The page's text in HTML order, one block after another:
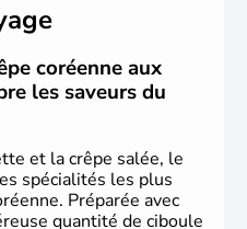
en sont les deux
partage sa culture avec la
s’y sont déroulés en
du Monde de football en
Japon.
coréenne aux
les saveurs du
et la crêpe salée, le
spécialités les plus
Préparée avec
quantité de ciboule